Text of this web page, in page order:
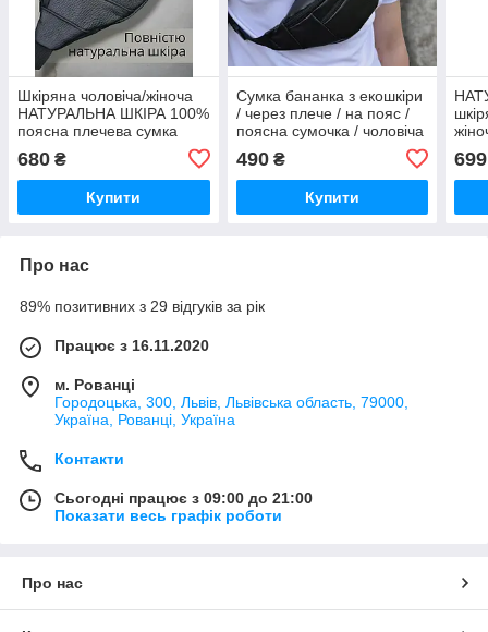
Шкіряна чоловіча/жіноча
НАТУРАЛЬНА ШКІРА 100%
поясна плечева сумка
месенджер
680 ₴
Купити
Сумка бананка з екошкіри
/ через плече / на пояс /
поясна сумочка / чоловіча
жіноча / барсетка кросбоді
слінг
490₴
Купити
699
Про нас
89% позитивних з 29 відгуків за рік
Працює з 16.11.2020
м. Рованці
Городоцька, 300, Львів, Львівська область, 79000,
Україна, Рованці, Україна
Контакти
Сьогодні працює з 09:00 до 21:00
Показати весь графік роботи
Про нас